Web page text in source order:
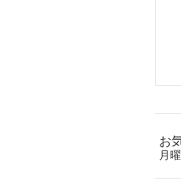
お
月